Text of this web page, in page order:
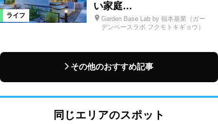
ライフ
い家庭…
Garden Base Lab by 福本基業（ガー
デンベースラボ フクモトキギョウ）
その他のおすすめ記事
同じエリアのスポット